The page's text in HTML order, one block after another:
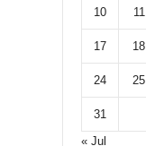
10 11
17 18
24 25
31
« Jul